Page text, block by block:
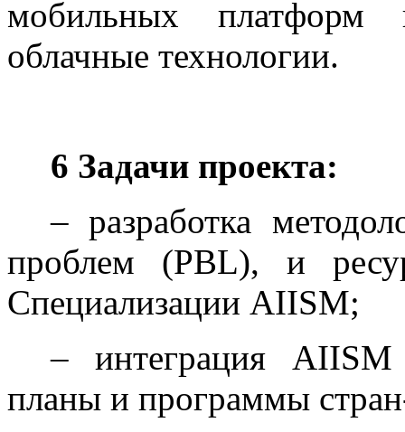
мобильных платформ
облачные технологии.
6 Задачи проекта:
– разработка
проблем (PBL), и
Специализации AIISM;
– интеграция AIISM
планы и программы